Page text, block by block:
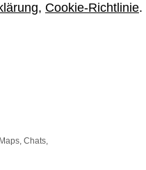
, Cookie-Richtlinie.
Chats,